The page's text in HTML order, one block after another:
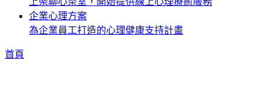
企業心理方案
為企業員工打造的心理健康支持計畫
首頁